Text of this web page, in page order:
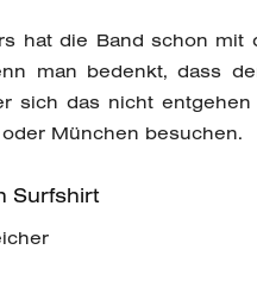
hat die Band schon mit
man bedenkt, dass
sich das nicht
München besuchen.
Surfshirt